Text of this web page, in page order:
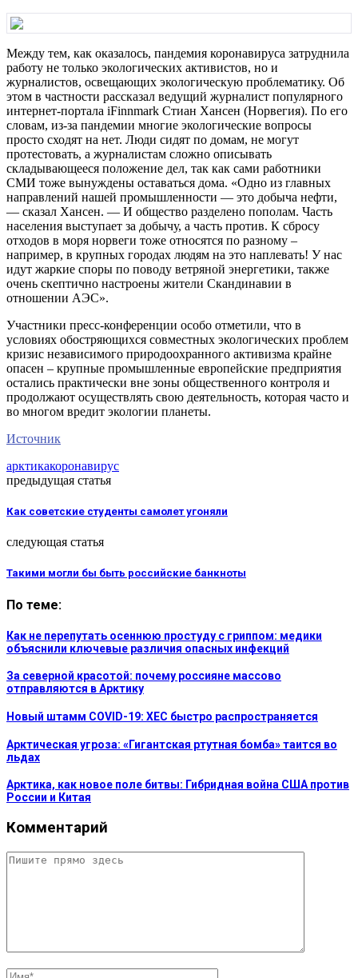
Между тем, как оказалось, пандемия коронавируса затруднила
работу не только экологических активистов, но и
журналистов, освещающих экологическую проблематику. Об
этом в частности рассказал ведущий журналист популярного
интернет-портала iFinnmark Стиан Хансен (Норвегия). По его
словам, из-за пандемии многие экологические вопросы
просто сходят на нет. Люди сидят по домам, не могут
протестовать, а журналистам сложно описывать
складывающееся положение дел, так как сами работники
СМИ тоже вынуждены оставаться дома. «Одно из главных
направлений нашей промышленности — это добыча нефти,
— сказал Хансен. — И общество разделено пополам. Часть
населения выступает за добычу, а часть против. К сбросу
отходов в моря норвеги тоже относятся по разному –
например, в крупных городах людям на это наплевать! У нас
идут жаркие споры по поводу ветряной энергетики, также
очень скептично настроены жители Скандинавии в
отношении АЭС».
Участники пресс-конференции особо отметили, что в
условиях обостряющихся совместных экологических проблем
кризис независимого природоохранного активизма крайне
опасен – крупные промышленные европейские предприятия
остались практически вне зоны общественного контроля и
продолжают осуществлять свою деятельность, которая часто и
во многом вредит экологии планеты.
Источник
арктикакоронавирус
предыдущая статья
Как советские студенты самолет угоняли
следующая статья
Такими могли бы быть российские банкноты
По теме:
Как не перепутать осеннюю простуду с гриппом: медики
объяснили ключевые различия опасных инфекций
За северной красотой: почему россияне массово
отправляются в Арктику
Новый штамм COVID-19: XEC быстро распространяется
Арктическая угроза: «Гигантская ртутная бомба» таится во
льдах
Арктика, как новое поле битвы: Гибридная война США против
России и Китая
Комментарий